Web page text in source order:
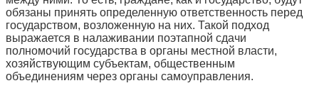
обязаны принять определенную ответственность перед
государством, возложенную на них. Такой подход
выражается в налаживании поэтапной сдачи
полномочий государства в органы местной власти,
хозяйствующим субъектам, общественным
объединениям через органы самоуправления.